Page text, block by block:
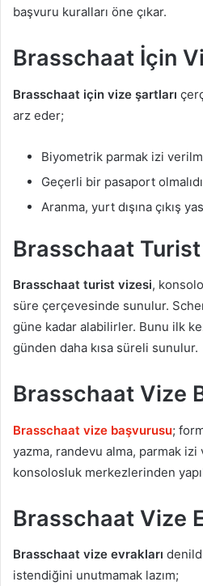
başvuru kuralları öne çıkar.
Brasschaat İçin
Brasschaat için vize şartları
arz eder;
Biyometrik parmak izi
Geçerli bir pasaport
Aranma, yurt dışına çıkış
Brasschaat
Brasschaat turist vizesi,
süre çerçevesinde sunulur.
güne kadar alabilirler. Bunu ilk
günden daha kısa süreli sunulur.
Brasschaat Vize
Brasschaat vize başvurusu;
yazma, randevu alma, parmak
konsolosluk merkezlerinden
Brasschaat Vize
Brasschaat vize evrakları
istendiğini unutmamak lazım;